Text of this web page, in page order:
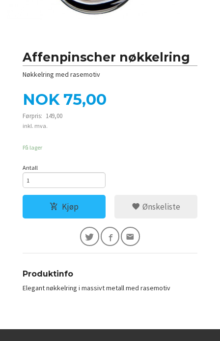
Affenpinscher nøkkelring
Nøkkelring med rasemotiv
Tilbud
NOK 75,00
Førpris: 149,00
Rabatt
inkl. mva.
På lager
Antall
Kjøp Ønskeliste
Produktinfo
Elegant nøkkelring i massivt metall med rasemotiv